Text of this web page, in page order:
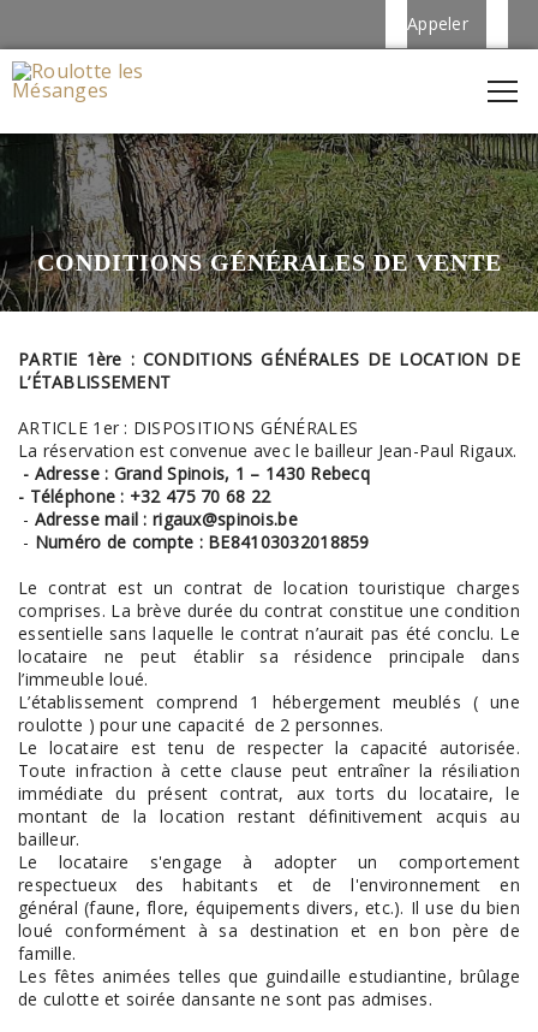
Appeler
CONDITIONS GÉNÉRALES DE VENTE
PARTIE 1ère : CONDITIONS GÉNÉRALES DE LOCATION DE
L’ÉTABLISSEMENT
ARTICLE 1er : DISPOSITIONS GÉNÉRALES
La réservation est convenue avec le bailleur Jean-Paul Rigaux.
- Adresse : Grand Spinois, 1 – 1430 Rebecq
- Téléphone : +32 475 70 68 22
- Adresse mail : rigaux@spinois.be
- Numéro de compte : BE84103032018859
Le contrat est un contrat de location touristique charges
comprises. La brève durée du contrat constitue une condition
essentielle sans laquelle le contrat n’aurait pas été conclu. Le
locataire ne peut établir sa résidence principale dans
l’immeuble loué.
L’établissement comprend 1 hébergement meublés ( une
roulotte ) pour une capacité de 2 personnes.
Le locataire est tenu de respecter la capacité autorisée.
Toute infraction à cette clause peut entraîner la résiliation
immédiate du présent contrat, aux torts du locataire, le
montant de la location restant définitivement acquis au
bailleur.
Le locataire s'engage à adopter un comportement
respectueux des habitants et de l'environnement en
général (faune, flore, équipements divers, etc.). Il use du bien
loué conformément à sa destination et en bon père de
famille.
Les fêtes animées telles que guindaille estudiantine, brûlage
de culotte et soirée dansante ne sont pas admises.